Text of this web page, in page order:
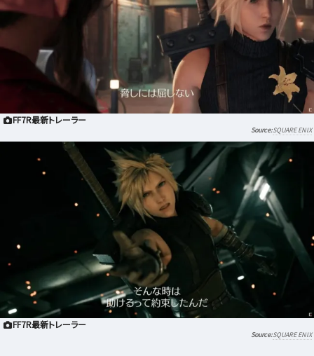
FF7R最新トレーラー
SQUARE ENIX
FF7R最新トレーラー
SQUARE ENIX